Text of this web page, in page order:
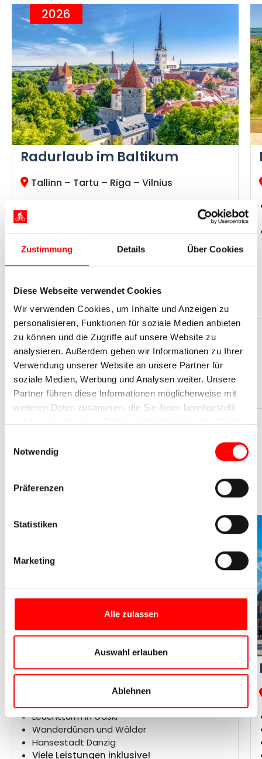
Zustimmung Details Über Cookies
Diese Webseite verwendet Cookies
Wir verwenden Cookies, um Inhalte und Anzeigen zu
personalisieren, Funktionen für soziale Medien anbieten
zu können und die Zugriffe auf unsere Website zu
analysieren. Außerdem geben wir Informationen zu Ihrer
Verwendung unserer Website an unsere Partner für
soziale Medien, Werbung und Analysen weiter. Unsere
Partner führen diese Informationen möglicherweise mit
weiteren Daten zusammen, die Sie ihnen bereitgestellt
Notwendig
Präferenzen
Statistiken
Marketing
Alle zulassen
Auswahl erlauben
Ablehnen
2026
Radurlaub im Baltikum
Tallinn – Tartu – Riga – Vilnius
Schiffsfahrt über das Kurische Haff von Nida
zum Festland
Strand von Jūrmala
Etappenlänge ●●●○○, Höhenprofil ●●○○○
Tage
11
Ø km pro Tag
40
Jetzt ab
1.759 €
Jetzt Reise buchen
Radreisen in Polen
2026
Der Ostseeradweg in Polen
Stettin – Kolberg – Leba – Danzig
Leuchtturm in Gaski
Wanderdünen und Wälder
Hansestadt Danzig
Viele Leistungen inklusive!